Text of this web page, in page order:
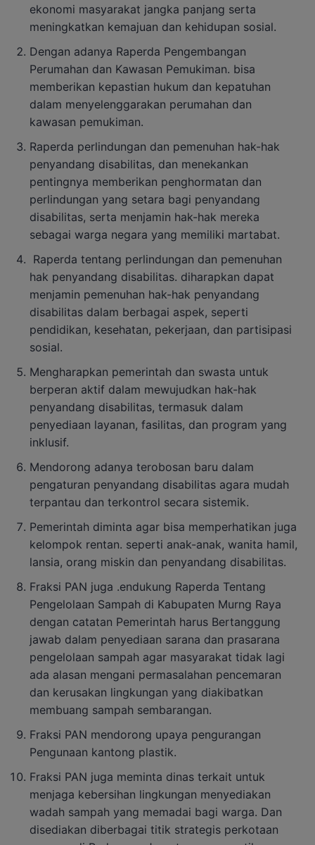
ekonomi masyarakat jangka panjang serta
meningkatkan kemajuan dan kehidupan sosial.
Dengan adanya Raperda Pengembangan
Perumahan dan Kawasan Pemukiman. bisa
memberikan kepastian hukum dan kepatuhan
dalam menyelenggarakan perumahan dan
kawasan pemukiman.
Raperda perlindungan dan pemenuhan hak-hak
penyandang disabilitas, dan menekankan
pentingnya memberikan penghormatan dan
perlindungan yang setara bagi penyandang
disabilitas, serta menjamin hak-hak mereka
sebagai warga negara yang memiliki martabat.
Raperda tentang perlindungan dan pemenuhan
hak penyandang disabilitas. diharapkan dapat
menjamin pemenuhan hak-hak penyandang
disabilitas dalam berbagai aspek, seperti
pendidikan, kesehatan, pekerjaan, dan partisipasi
sosial.
Mengharapkan pemerintah dan swasta untuk
berperan aktif dalam mewujudkan hak-hak
penyandang disabilitas, termasuk dalam
penyediaan layanan, fasilitas, dan program yang
inklusif.
Mendorong adanya terobosan baru dalam
pengaturan penyandang disabilitas agara mudah
terpantau dan terkontrol secara sistemik.
Pemerintah diminta agar bisa memperhatikan juga
kelompok rentan. seperti anak-anak, wanita hamil,
lansia, orang miskin dan penyandang disabilitas.
Fraksi PAN juga .endukung Raperda Tentang
Pengelolaan Sampah di Kabupaten Murng Raya
dengan catatan Pemerintah harus Bertanggung
jawab dalam penyediaan sarana dan prasarana
pengelolaan sampah agar masyarakat tidak lagi
ada alasan mengani permasalahan pencemaran
dan kerusakan lingkungan yang diakibatkan
membuang sampah sembarangan.
Fraksi PAN mendorong upaya pengurangan
Pengunaan kantong plastik.
Fraksi PAN juga meminta dinas terkait untuk
menjaga kebersihan lingkungan menyediakan
wadah sampah yang memadai bagi warga. Dan
disediakan diberbagai titik strategis perkotaan